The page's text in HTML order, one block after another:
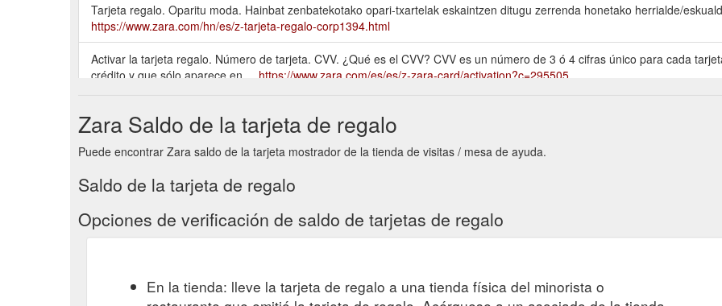
Tarjeta regalo. Oparitu moda. Hainbat zenbatekotako opari-txartelak eskaintzen ditugu zerrenda honetako herrialde/
https://www.zara.com/hn/es/z-tarjeta-regalo-corp1394.html
Activar la tarjeta regalo. Número de tarjeta. CVV. ¿Qué es el CVV? CVV es un número de 3 ó 4 cifras único para cada
crédito y que sólo aparece en ... https://www.zara.com/es/es/z-zara-card/activation?c=295505
de tu Tarjeta ... https://www.zara.com/mx/es/help/pagar-con-tarjeta-regalo-h20.html
Esta tarjeta podrá ser utilizada online o en cualquier tienda del grupo Inditex: Zara, Pull&Bear, Massimo Dutti, Bershka,
La Tarjeta Regalo es válida durante los siguientes tres años desde la fecha del e-mail de confirmación de envío.
Zara Saldo de la tarjeta de regalo
Puede encontrar Zara saldo de la tarjeta mostrador de la tienda de visitas / mesa de ayuda.
Saldo de la tarjeta de regalo
Opciones de verificación de saldo de tarjetas de regalo
En la tienda: lleve la tarjeta de regalo a una tienda física del minorista o